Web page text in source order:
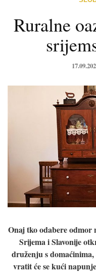
Ruralne
Onaj tko odabere odmor
Srijema i Slavonije
druženju s
vratit će se kući